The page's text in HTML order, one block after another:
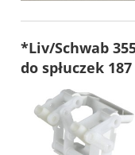
*Liv/Schwab
do spłuczek 187